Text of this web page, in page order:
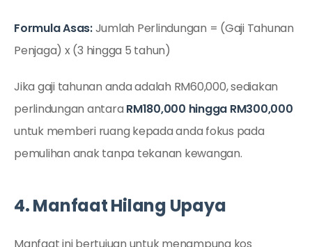
Formula Asas:Jumlah Perlindungan = (Gaji Tahunan
Penjaga) x (3 hingga 5 tahun)
Jika gaji tahunan anda adalah RM60,000, sediakan
perlindungan antara RM180,000 hingga RM300,000
untuk memberi ruang kepada anda fokus pada
pemulihan anak tanpa tekanan kewangan.
4. Manfaat Hilang Upaya